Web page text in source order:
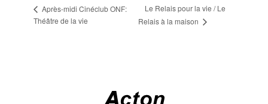
Après-midi Cinéclub ONF:
Théâtre de la vie
Le Relais pour la vie / Le
Relais à la maison